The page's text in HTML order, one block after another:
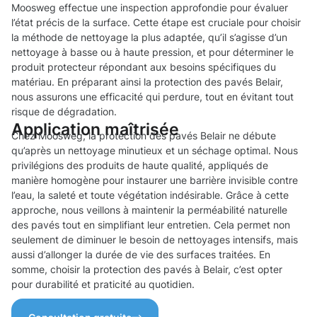
Moosweg effectue une inspection approfondie pour évaluer
l’état précis de la surface. Cette étape est cruciale pour choisir
la méthode de nettoyage la plus adaptée, qu’il s’agisse d’un
nettoyage à basse ou à haute pression, et pour déterminer le
produit protecteur répondant aux besoins spécifiques du
matériau. En préparant ainsi la protection des pavés Belair,
nous assurons une efficacité qui perdure, tout en évitant tout
risque de dégradation.
Application maîtrisée
Chez Moosweg, la protection des pavés Belair ne débute
qu’après un nettoyage minutieux et un séchage optimal. Nous
privilégions des produits de haute qualité, appliqués de
manière homogène pour instaurer une barrière invisible contre
l’eau, la saleté et toute végétation indésirable. Grâce à cette
approche, nous veillons à maintenir la perméabilité naturelle
des pavés tout en simplifiant leur entretien. Cela permet non
seulement de diminuer le besoin de nettoyages intensifs, mais
aussi d’allonger la durée de vie des surfaces traitées. En
somme, choisir la protection des pavés à Belair, c’est opter
pour durabilité et praticité au quotidien.